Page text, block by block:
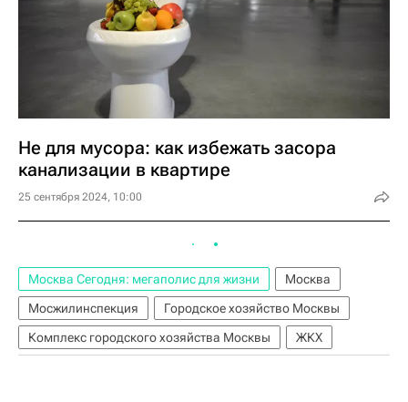
Не для мусора: как избежать засора
канализации в квартире
25 сентября 2024, 10:00
Москва Сегодня: мегаполис для жизни
Москва
Мосжилинспекция
Городское хозяйство Москвы
Комплекс городского хозяйства Москвы
ЖКХ